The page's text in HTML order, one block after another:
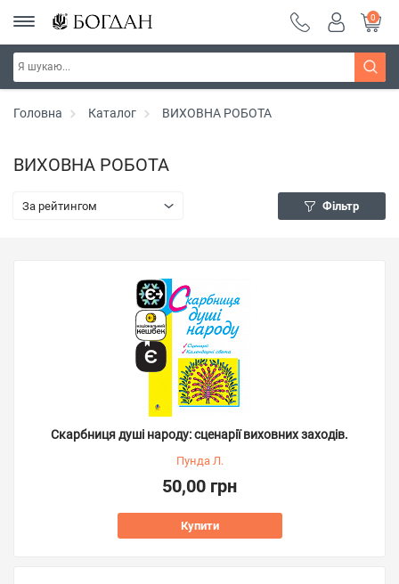
0
Головна Каталог ВИХОВНА РОБОТА
ВИХОВНА РОБОТА
За рейтингом Фільтр
Скарбниця душі народу: сценарії виховних заходів.
Пунда Л.
50,00 грн
Купити